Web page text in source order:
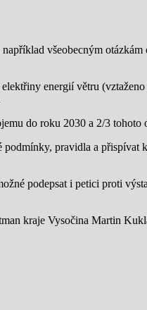
všeobecným
energií větru
do roku 2030 a 2/3
pravidla a přispívat
podepsat i petici proti
kraje Vysočina Martin